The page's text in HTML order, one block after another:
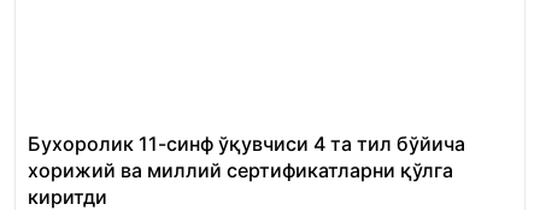
Бухоролик 11-синф ўқувчиси 4 та тил бўйича
хорижий ва миллий сертификатларни қўлга
киритди